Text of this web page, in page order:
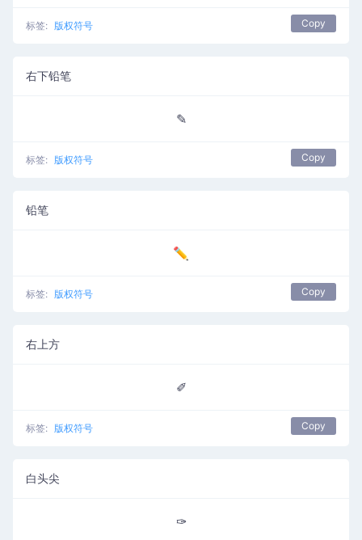
标签: 版权符号 Copy
右下铅笔
✎
标签: 版权符号 Copy
铅笔
✏
标签: 版权符号 Copy
右上方
✐
标签: 版权符号 Copy
白头尖
✑